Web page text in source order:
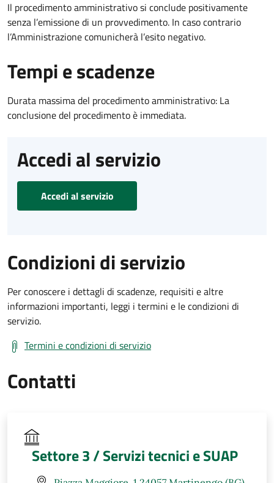
Il procedimento amministrativo si conclude positivamente
senza l’emissione di un provvedimento. In caso contrario
l’Amministrazione comunicherà l’esito negativo.
Tempi e scadenze
Durata massima del procedimento amministrativo: La
conclusione del procedimento è immediata.
Accedi al servizio
Accedi al servizio
Condizioni di servizio
Per conoscere i dettagli di scadenze, requisiti e altre
informazioni importanti, leggi i termini e le condizioni di
servizio.
Termini e condizioni di servizio
Contatti
Settore 3 / Servizi tecnici e SUAP